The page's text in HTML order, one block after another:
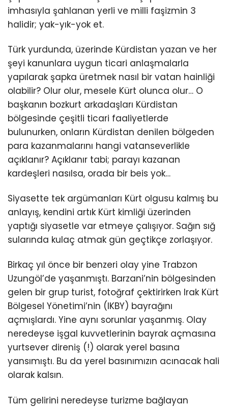
imhasıyla şahlanan yerli ve milli faşizmin 3
halidir; yak-yık-yok et.
Türk yurdunda, üzerinde Kürdistan yazan ve her
şeyi kanunlara uygun ticari anlaşmalarla
yapılarak şapka üretmek nasıl bir vatan hainliği
olabilir? Olur olur, mesele Kürt olunca olur… O
başkanın bozkurt arkadaşları Kürdistan
bölgesinde çeşitli ticari faaliyetlerde
bulunurken, onların Kürdistan denilen bölgeden
para kazanmalarını hangi vatanseverlikle
açıklanır? Açıklanır tabi; parayı kazanan
kardeşleri nasılsa, orada bir beis yok…
Siyasette tek argümanları Kürt olgusu kalmış bu
anlayış, kendini artık Kürt kimliği üzerinden
yaptığı siyasetle var etmeye çalışıyor. Sağın sığ
sularında kulaç atmak gün geçtikçe zorlaşıyor.
Birkaç yıl önce bir benzeri olay yine Trabzon
Uzungöl’de yaşanmıştı. Barzani’nin bölgesinden
gelen bir grup turist, fotoğraf çektirirken Irak Kürt
Bölgesel Yönetimi’nin (IKBY) bayrağını
açmışlardı. Yine aynı sorunlar yaşanmış. Olay
neredeyse işgal kuvvetlerinin bayrak açmasına
yurtsever direniş (!) olarak yerel basına
yansımıştı. Bu da yerel basınımızın acınacak hali
olarak kalsın.
Tüm gelirini neredeyse turizme bağlayan